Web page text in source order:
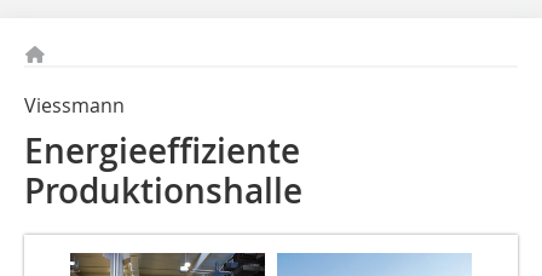
Viessmann
Energieeffiziente
Produktionshalle